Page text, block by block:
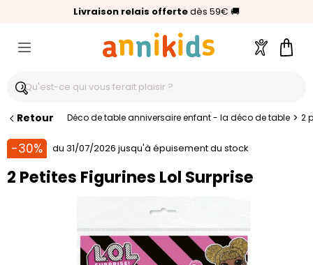
Livraison relais offertedès 59€ 🚚
🥇Palmarès Capital 2025 :Annikids N°1
⭐⭐⭐⭐⭐4,6/5(24 000 avis clients)
Compte
Retour Déco de table anniversaire enfant - la déco de table > 2
-30% du 31/07/2026 jusqu'à épuisement du stock
2 Petites Figurines Lol Surprise